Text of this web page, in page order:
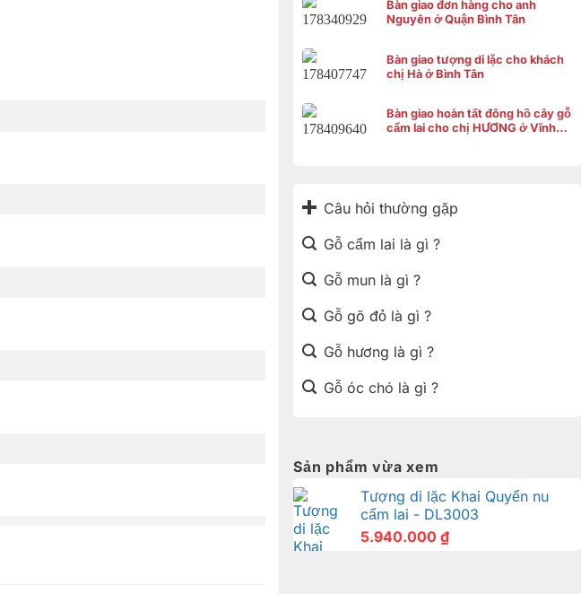
Bàn giao đơn hàng cho anh
Nguyên ở Quận Bình Tân
Bàn giao tượng di lặc cho khách
chị Hà ở Bình Tân
Bàn giao hoàn tất đông hồ cây gỗ
cẩm lai cho chị HƯƠNG ở Vĩnh
Câu hỏi thường gặp
Gỗ cẩm lai là gì ?
Gỗ mun là gì ?
Gỗ gõ đỏ là gì ?
Gỗ hương là gì ?
Gỗ óc chó là gì ?
Sản phẩm vừa xem
Tượng di lặc Khai Quyển nu
cẩm lai - DL3003
5.940.000 ₫